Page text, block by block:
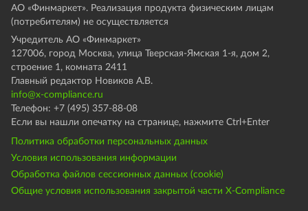
АО «Финмаркет». Реализация продукта физическим лицам
(потребителям) не осуществляется
Учредитель АО «Финмаркет»
127006, город Москва, улица Тверская-Ямская 1-я, дом 2,
строение 1, комната 2411
Главный редактор Новиков А.В.
info@x-compliance.ru
Телефон: +7 (495) 357-88-08
Если вы нашли опечатку на странице, нажмите Ctrl+Enter
Политика обработки персональных данных
Условия использования информации
Обработка файлов сессионных данных (cookie)
Общие условия использования закрытой части X-Compliance